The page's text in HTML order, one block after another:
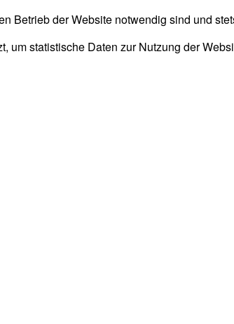
Betrieb der Website notwendig sind und
um statistische Daten zur Nutzung der